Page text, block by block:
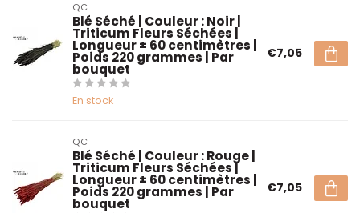
QC
Blé Séché | Couleur : Noir |
Triticum Fleurs Séchées |
Longueur ± 60 centimètres |
Poids 220 grammes | Par
bouquet
En stock
€7,05
QC
Blé Séché | Couleur : Rouge |
Triticum Fleurs Séchées |
Longueur ± 60 centimètres |
Poids 220 grammes | Par
bouquet
€7,05